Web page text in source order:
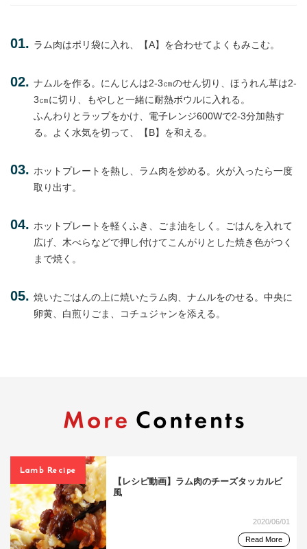
ラム肉はポリ袋に入れ、【A】を合わせてよくもみこむ。
ナムルを作る。にんじんは2‐3㎝のせん切り、ほうれん草は2‐
3㎝に切り、もやしと一緒に耐熱ボウルに入れる。
ふんわりとラップをかけ、電子レンジ600Wで2‐3分加熱す
る。よく水気を切って、【B】を和える。
ホットプレートを熱し、ラム肉を炒める。火が入ったら一度
取り出す。
ホットプレートを軽くふき、ごま油をしく。ごはんを入れて
広げ、木べらなどで押し付けてこんがりとした焼き色がつく
まで焼く。
焼いたごはんの上に焼いたラム肉、ナムルをのせる。中央に
卵黄、白煎りごま、コチュジャンを添える。
【レシピ動画】ラム肉のチーズタッカルビ
風
Lamb Recipe
2020/06/01
Read More